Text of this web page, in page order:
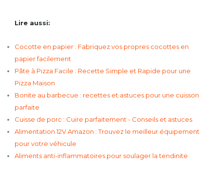
Lire aussi:
Cocotte en papier : Fabriquez vos propres cocottes en
papier facilement
Pâte à Pizza Facile : Recette Simple et Rapide pour une
Pizza Maison
Bonite au barbecue : recettes et astuces pour une cuisson
parfaite
Cuisse de porc : Cuire parfaitement - Conseils et astuces
Alimentation 12V Amazon : Trouvez le meilleur équipement
pour votre véhicule
Aliments anti-inflammatoires pour soulager la tendinite